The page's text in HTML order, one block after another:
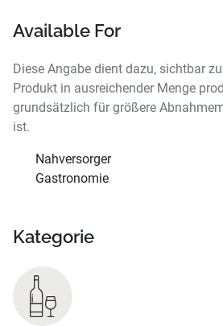
Available For
Diese Angabe dient dazu, sichtbar
Produkt in ausreichender Menge
grundsätzlich für größere
ist.
Nahversorger
Gastronomie
Kategorie